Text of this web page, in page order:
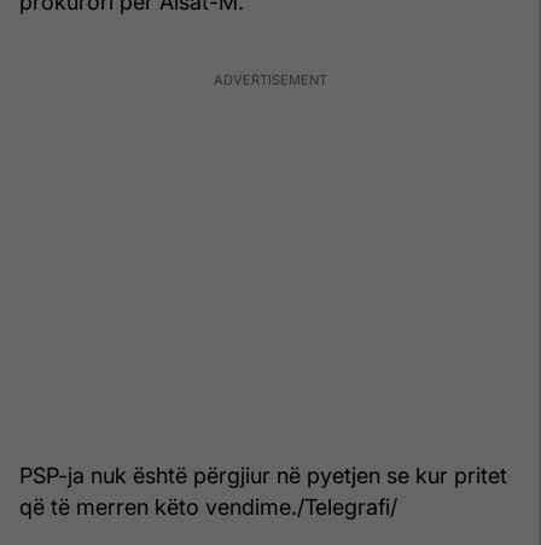
PSP-ja nuk është përgjiur në pyetjen se kur pritet
që të merren këto vendime./Telegrafi/